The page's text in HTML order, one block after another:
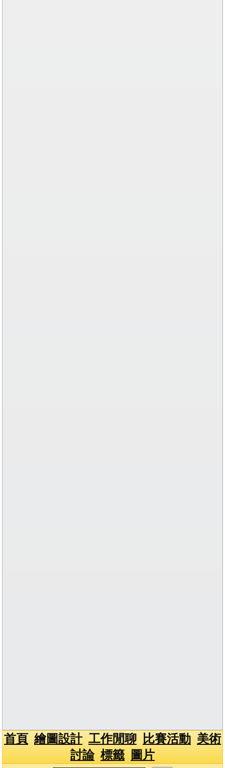
首頁 繪圖設計 工作閒聊 比賽活動 美術
討論 標籤 圖片